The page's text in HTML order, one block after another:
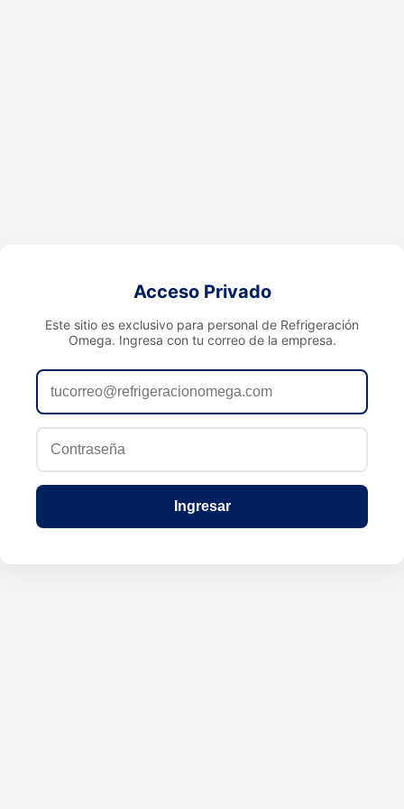
Acceso Privado
Este sitio es exclusivo para personal de Refrigeración
Omega. Ingresa con tu correo de la empresa.
Ingresar